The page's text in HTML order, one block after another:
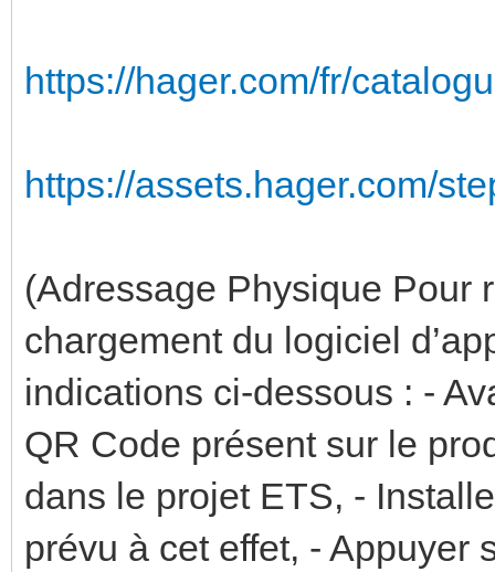
https://hager.com/fr/
https://assets.hager.com/
(Adressage Physique Pour
chargement du logiciel
indications ci-dessous : -
QR Code présent sur le
dans le projet ETS, -
prévu à cet effet, - Appuyer